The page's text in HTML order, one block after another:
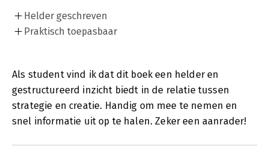
Helder geschreven
Praktisch toepasbaar
Als student vind ik dat dit boek een helder en
gestructureerd inzicht biedt in de relatie tussen
strategie en creatie. Handig om mee te nemen en
snel informatie uit op te halen. Zeker een aanrader!